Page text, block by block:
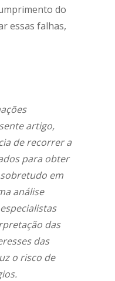
do
essas falhas,
artigo,
de recorrer a
para obter
em
análise
das
das
o risco de